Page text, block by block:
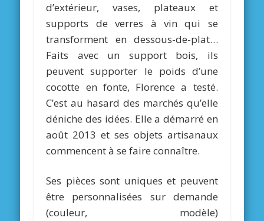
d’extérieur, vases, plateaux et
supports de verres à vin qui se
transforment en dessous-de-plat…
Faits avec un support bois, ils
peuvent supporter le poids d’une
cocotte en fonte, Florence a testé.
C’est au hasard des marchés qu’elle
déniche des idées. Elle a démarré en
août 2013 et ses objets artisanaux
commencent à se faire connaître.
Ses pièces sont uniques et peuvent
être personnalisées sur demande
(couleur, modèle)